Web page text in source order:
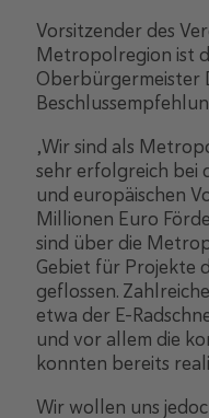
Vorsitzender des
Metropolregion ist
Oberbürgermeister
„Wir sind als
sehr erfolgreich bei
und europäischen
Millionen Euro
sind über die
Gebiet für Projekte
geflossen.
etwa der E-
und vor allem die
konnten bereits
Wir wollen uns